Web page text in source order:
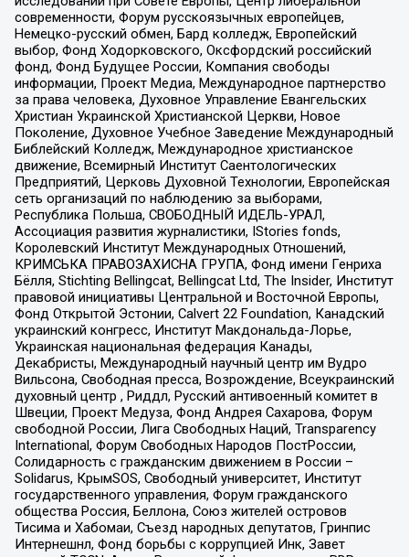
современности, Форум русскоязычных европейцев,
Немецко-русский обмен, Бард колледж, Европейский
выбор, Фонд Ходорковского, Оксфордский российский
фонд, Фонд Будущее России, Компания свободы
информации, Проект Медиа, Международное партнерство
за права человека, Духовное Управление Евангельских
Христиан Украинской Христианской Церкви, Новое
Поколение, Духовное Учебное Заведение Международный
Библейский Колледж, Международное христианское
движение, Всемирный Институт Саентологических
Предприятий, Церковь Духовной Технологии, Европейская
сеть организаций по наблюдению за выборами,
Республика Польша, СВОБОДНЫЙ ИДЕЛЬ-УРАЛ,
Ассоциация развития журналистики, IStories fonds,
Королевский Институт Международных Отношений,
КРИМСЬКА ПРАВОЗАХИСНА ГРУПА, Фонд имени Генриха
Бёлля, Stichting Bellingcat, Bellingcat Ltd, The Insider, Институт
правовой инициативы Центральной и Восточной Европы,
Фонд Открытой Эстонии, Calvert 22 Foundation, Канадский
украинский конгресс, Институт Макдональда-Лорье,
Украинская национальная федерация Канады,
Декабристы, Международный научный центр им Вудро
Вильсона, Свободная пресса, Возрождение, Всеукраинский
духовный центр , Риддл, Русский антивоенный комитет в
Швеции, Проект Медуза, Фонд Андрея Сахарова, Форум
свободной России, Лига Свободных Наций, Transparеncy
International, Форум Свободных Народов ПостРоссии,
Солидарность с гражданским движением в России –
Solidarus, КрымSOS, Свободный университет, Институт
государственного управления, Форум гражданского
общества Россия, Беллона, Союз жителей островов
Тисима и Хабомаи, Съезд народных депутатов, Гринпис
Интернешнл, Фонд борьбы с коррупцией Инк, Завет